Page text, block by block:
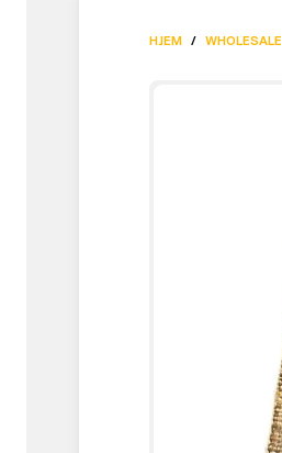
HJEM / WHOLESALE